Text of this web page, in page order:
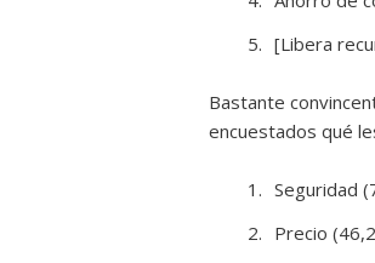
[Libera
Bastante
encuestados qué
Seguridad
Precio